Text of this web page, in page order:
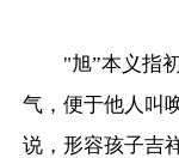
"旭”本义指
气，便于他人叫
说，形容孩子吉